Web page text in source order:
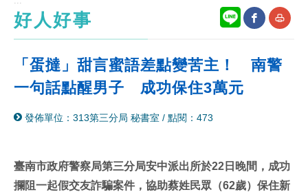
好人好事
網
facebook
友
「蛋撻」甜言蜜語差點變苦主！ 南警
一句話點醒男子 成功保住3萬元
發佈單位：313第三分局 秘書室 / 點閱：473
臺南市政府警察局第三分局安中派出所於22日晚間，成功
攔阻一起假交友詐騙案件，協助蔡姓民眾（62歲）保住新